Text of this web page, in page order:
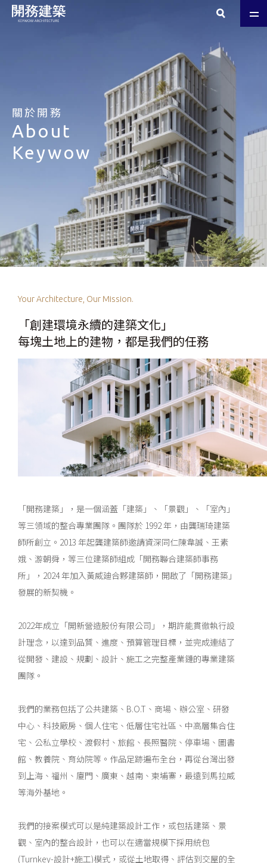
關於開務
About
Keywow
Your Architecture, Our Mission.
「創建環境永續的建築文化」
每塊土地上的建物，都是我們的任務
「開務建築」，是一個涵蓋「建築」、「景觀」、「室內」
等三領域的整合專業團隊。團隊於 1992 年，由龔瑞琦建築
師所創立。2013 年起龔建築師邀請資深同仁陳韋誠、王素
娥、游朝舜，等三位建築師組成「開務聯合建築師事務
所」，2024 年加入黃威廸合夥建築師，開啟了「開務建築」
發展的新契機。
2022年成立「開新營造股份有限公司」，期許能貫徹執行設
計理念，以達到品質、進度、預算管理目標，並完成連結了
從開發、建設、規劃、設計、施工之完整產業鏈的專業建築
團隊。
我們的業務包括了公共建築、B.O.T、商場、辦公室、研發
中心、科技廠房、個人住宅、低層住宅社區、中高層集合住
宅、公私立學校、渡假村、旅館、長照醫院、停車場、圖書
館、教養院、育幼院等。作品足跡遍布全台，再從台灣出發
到上海、福州、廈門、廣東、越南、柬埔寨，最遠到馬拉威
等海外基地。
我們的接案模式可以是純建築設計工作，或包括建築、景
觀、室內的整合設計，也可以在適當規模下採用統包
(Turnkey-設計+施工)模式，或從土地取得、評估到交屋的全